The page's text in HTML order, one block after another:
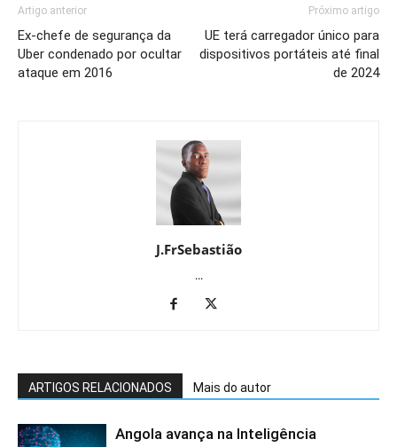
Artigo anterior
Ex-chefe de segurança da
Uber condenado por ocultar
ataque em 2016
Próximo artigo
UE terá carregador único para
dispositivos portáteis até final
de 2024
J.FrSebastião
...
ARTIGOS RELACIONADOS Mais do autor
Angola avança na Inteligência